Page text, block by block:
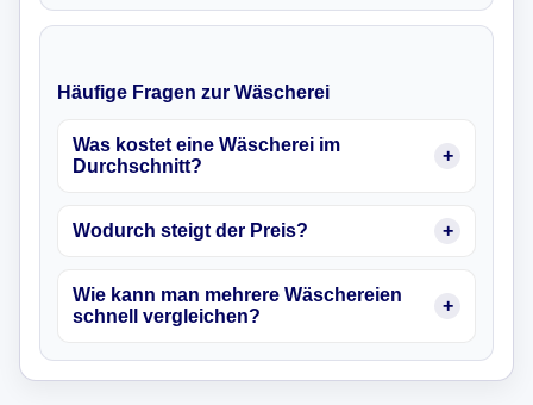
Häufige Fragen zur Wäscherei
Was kostet eine Wäscherei im
Durchschnitt?
Wodurch steigt der Preis?
Wie kann man mehrere Wäschereien
schnell vergleichen?